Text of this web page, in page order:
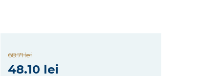
68.71 lei
48.10 lei